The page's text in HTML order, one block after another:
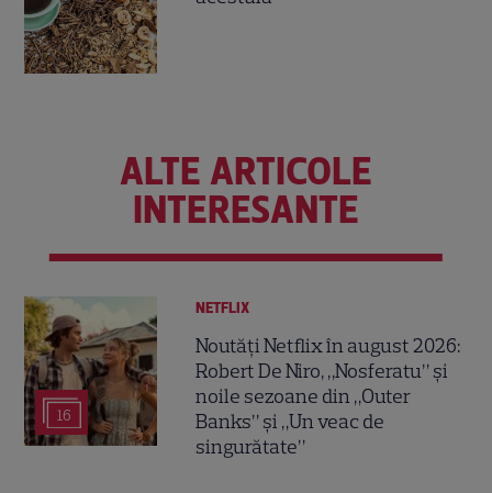
ALTE ARTICOLE
INTERESANTE
16
NETFLIX
Noutăți Netflix în august 2026:
Robert De Niro, „Nosferatu” și
noile sezoane din „Outer
Banks” și „Un veac de
singurătate”